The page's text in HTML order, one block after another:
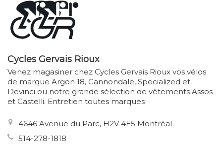
Cycles Gervais Rioux
Venez magasiner chez Cycles Gervais Rioux vos vélos
de marque Argon 18, Cannondale, Specialized et
Devinci ou notre grande sélection de vêtements Assos
et Castelli. Entretien toutes marques
4646 Avenue du Parc, H2V 4E5 Montréal
514-278-1818